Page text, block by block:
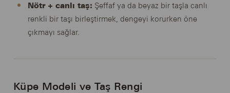
Nötr + canlı taş: Şeffaf ya da beyaz bir taşla canlı
renkli bir taşı birleştirmek, dengeyi korurken öne
çıkmayı sağlar.
Küpe Modeli ve Taş Rengi